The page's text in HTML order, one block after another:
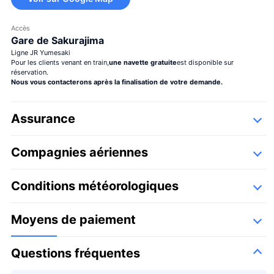
Grand bouquet de fleurs
Grand bouquet
＋¥29 800
Accès
Gare de Sakurajima
Ligne JR Yumesaki
Pour les clients venant en train,une navette gratuiteest disponible sur
réservation.
Nous vous contacterons après la finalisation de votre demande.
Assurance
Compagnies aériennes
Skyview
Conditions météorologiques
Moyens de paiement
Questions fréquentes